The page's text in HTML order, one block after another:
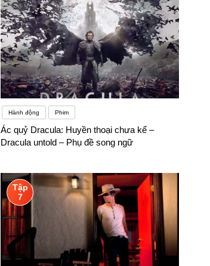
Hành động Phim
Ác quỷ Dracula: Huyền thoại chưa kể –
Dracula untold – Phụ đề song ngữ
Tập
7